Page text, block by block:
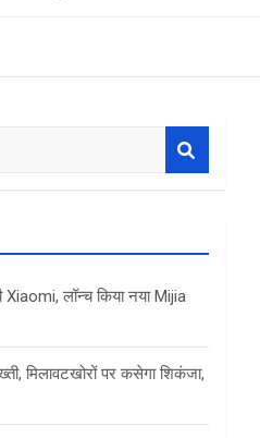
Xiaomi, लॉन्च किया नया Mijia
मिलावटखोरों पर कसेगा शिकंजा,